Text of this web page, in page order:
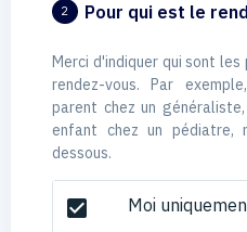
2 Pour qui est le
Merci d'indiquer qui sont les
rendez-vous. Par
parent chez un
enfant chez un pédiatre,
dessous.
check_box Moi